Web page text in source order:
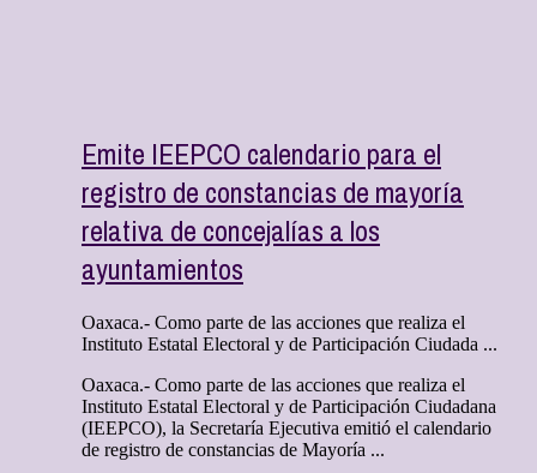
Emite IEEPCO calendario para el
registro de constancias de mayoría
relativa de concejalías a los
ayuntamientos
Oaxaca.- Como parte de las acciones que realiza el
Instituto Estatal Electoral y de Participación Ciudada ...
Oaxaca.- Como parte de las acciones que realiza el
Instituto Estatal Electoral y de Participación Ciudadana
(IEEPCO), la Secretaría Ejecutiva emitió el calendario
de registro de constancias de Mayoría ...